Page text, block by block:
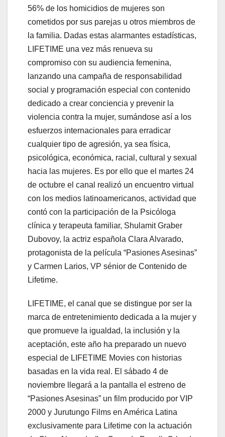
56% de los homicidios de mujeres son
cometidos por sus parejas u otros miembros de
la familia. Dadas estas alarmantes estadísticas,
LIFETIME una vez más renueva su
compromiso con su audiencia femenina,
lanzando una campaña de responsabilidad
social y programación especial con contenido
dedicado a crear conciencia y prevenir la
violencia contra la mujer, sumándose así a los
esfuerzos internacionales para erradicar
cualquier tipo de agresión, ya sea física,
psicológica, económica, racial, cultural y sexual
hacia las mujeres. Es por ello que el martes 24
de octubre el canal realizó un encuentro virtual
con los medios latinoamericanos, actividad que
contó con la participación de la Psicóloga
clínica y terapeuta familiar, Shulamit Graber
Dubovoy, la actriz española Clara Alvarado,
protagonista de la película “Pasiones Asesinas”
y Carmen Larios, VP sénior de Contenido de
Lifetime.
LIFETIME, el canal que se distingue por ser la
marca de entretenimiento dedicada a la mujer y
que promueve la igualdad, la inclusión y la
aceptación, este año ha preparado un nuevo
especial de LIFETIME Movies con historias
basadas en la vida real. El sábado 4 de
noviembre llegará a la pantalla el estreno de
“Pasiones Asesinas” un film producido por VIP
2000 y Jurutungo Films en América Latina
exclusivamente para Lifetime con la actuación